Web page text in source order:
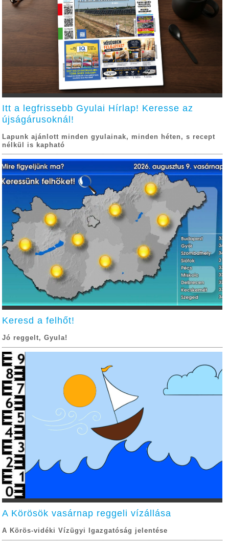
Itt a legfrissebb Gyulai Hírlap! Keresse az
újságárusoknál!
Lapunk ajánlott minden gyulainak, minden héten, s recept
nélkül is kapható
Keresd a felhőt!
Jó reggelt, Gyula!
A Körösök vasárnap reggeli vízállása
A Körös-vidéki Vízügyi Igazgatóság jelentése